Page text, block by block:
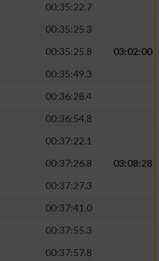
00:35:22.7
00:35:25.3
00:35:25.8
03:02:00
00:35:49.3
00:36:28.4
00:36:54.8
00:37:22.1
00:37:26.8
03:08:28
00:37:27.3
00:37:41.0
00:37:55.3
00:37:57.8